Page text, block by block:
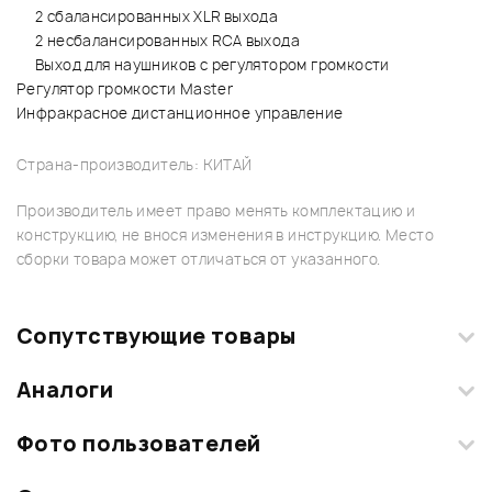
2 сбалансированных XLR выхода
2 несбалансированных RCA выхода
Выход для наушников с регулятором громкости
Регулятор громкости Master
Инфракрасное дистанционное управление
Страна-производитель: КИТАЙ
Производитель имеет право менять комплектацию и
конструкцию, не внося изменения в инструкцию. Место
сборки товара может отличаться от указанного.
Сопутствующие товары
Аналоги
Фото пользователей